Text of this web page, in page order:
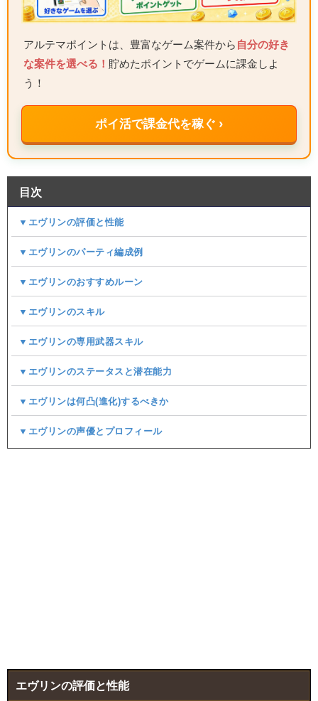
アルテマポイントは、豊富なゲーム案件から 自分の好き
な案件を選べる！ 貯めたポイントでゲームに課金しよ
う！
ポイ活で課金代を稼ぐ ›
目次
▼エヴリンの評価と性能
▼エヴリンのパーティ編成例​
▼エヴリンのおすすめルーン
▼エヴリンのスキル
▼エヴリンの専用武器スキル
▼エヴリンのステータスと潜在能力
▼エヴリンは何凸(進化)するべきか
▼エヴリンの声優とプロフィール
エヴリンの評価と性能